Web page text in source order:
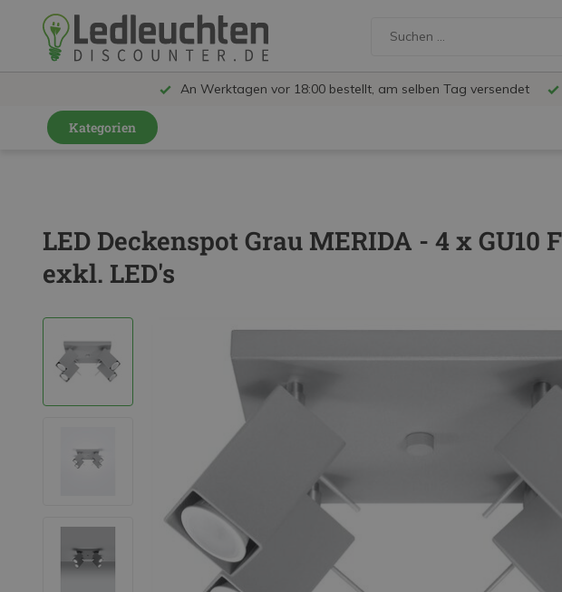
An Werktagen vor 18:00 bestellt, am selben Tag versendet
Kategorien
LED Schienensystem Lampen
Innenleuchten
Feuchtraumleuchten IP65
Außenleuchten
LED Panels
LED Hallenstrahler
LED Leuchtbänder
Dekorative Beleuchtung
LED Smart Home
Installationsmaterialien
LED Deckenspot Grau MERIDA - 4 x GU10
exkl. LED's